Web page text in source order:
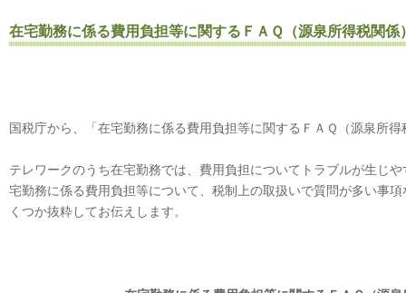
在宅勤務に係る費用負担等に関するＦＡＱ（源泉所得税関係
国税庁から、「在宅勤務に係る費用負担等に関するＦＡＱ（源泉所
テレワークのうち在宅勤務では、費用負担についてトラブルが生じ
宅勤務に係る費用負担等について、税制上の取扱いで質問が多い事
くつか抜粋してお伝えします。